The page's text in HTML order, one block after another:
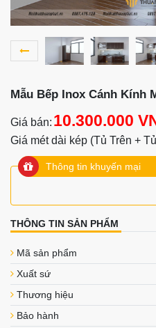
Mẫu Bếp Inox Cánh Kính
Giá bán: 10.300.000
Giá mét dài kép (Tủ Trên +
Thông tin khuyến mại
THÔNG TIN SẢN PHẨM
Mã sản phẩm
Xuất sứ
Thương hiệu
Bảo hành